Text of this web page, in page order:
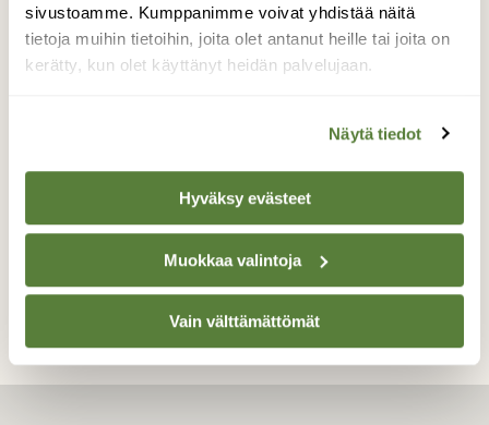
sivustoamme. Kumppanimme voivat yhdistää näitä
tietoja muihin tietoihin, joita olet antanut heille tai joita on
kerätty, kun olet käyttänyt heidän palvelujaan.
Näytä tiedot
Hyväksy evästeet
Muokkaa valintoja
Vain välttämättömät
Se halusi pysytellä
tuntemattomana
Valokuvaaja: Irja lehtinen, Tampere 22.4.2016
TAKAISIN LISTAAN